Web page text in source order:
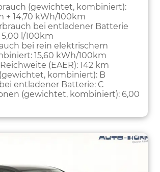
(gewichtet, kombiniert):
+ 14,70 kWh/100km
bei entladener Batterie
5,00 l/100km
bei rein elektrischem
15,60 kWh/100km
(EAER): 142 km
kombiniert): B
entladener Batterie: C
(gewichtet, kombiniert): 6,00